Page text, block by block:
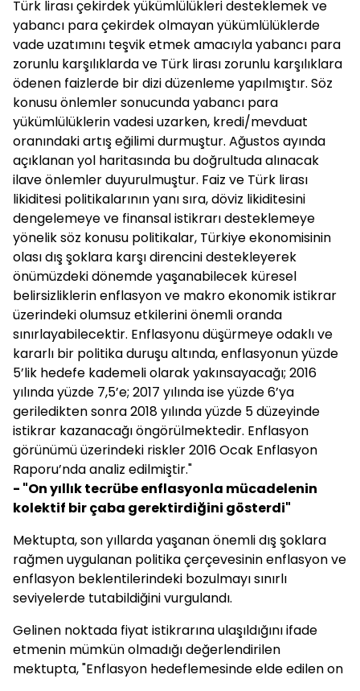
Türk lirası çekirdek yükümlülükleri desteklemek ve
yabancı para çekirdek olmayan yükümlülüklerde
vade uzatımını teşvik etmek amacıyla yabancı para
zorunlu karşılıklarda ve Türk lirası zorunlu karşılıklara
ödenen faizlerde bir dizi düzenleme yapılmıştır. Söz
konusu önlemler sonucunda yabancı para
yükümlülüklerin vadesi uzarken, kredi/mevduat
oranındaki artış eğilimi durmuştur. Ağustos ayında
açıklanan yol haritasında bu doğrultuda alınacak
ilave önlemler duyurulmuştur. Faiz ve Türk lirası
likiditesi politikalarının yanı sıra, döviz likiditesini
dengelemeye ve finansal istikrarı desteklemeye
yönelik söz konusu politikalar, Türkiye ekonomisinin
olası dış şoklara karşı direncini destekleyerek
önümüzdeki dönemde yaşanabilecek küresel
belirsizliklerin enflasyon ve makro ekonomik istikrar
üzerindeki olumsuz etkilerini önemli oranda
sınırlayabilecektir. Enflasyonu düşürmeye odaklı ve
kararlı bir politika duruşu altında, enflasyonun yüzde
5’lik hedefe kademeli olarak yakınsayacağı; 2016
yılında yüzde 7,5’e; 2017 yılında ise yüzde 6’ya
geriledikten sonra 2018 yılında yüzde 5 düzeyinde
istikrar kazanacağı öngörülmektedir. Enflasyon
görünümü üzerindeki riskler 2016 Ocak Enflasyon
Raporu’nda analiz edilmiştir."
- "On yıllık tecrübe enflasyonla mücadelenin
kolektif bir çaba gerektirdiğini gösterdi"
Mektupta, son yıllarda yaşanan önemli dış şoklara
rağmen uygulanan politika çerçevesinin enflasyon ve
enflasyon beklentilerindeki bozulmayı sınırlı
seviyelerde tutabildiğini vurgulandı.
Gelinen noktada fiyat istikrarına ulaşıldığını ifade
etmenin mümkün olmadığı değerlendirilen
mektupta, "Enflasyon hedeflemesinde elde edilen on